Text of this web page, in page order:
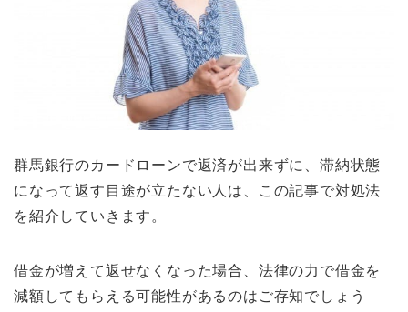
群馬銀行のカードローンで返済が出来ずに、滞納状態
になって返す目途が立たない人は、この記事で対処法
を紹介していきます。
借金が増えて返せなくなった場合、法律の力で借金を
減額してもらえる可能性があるのはご存知でしょう